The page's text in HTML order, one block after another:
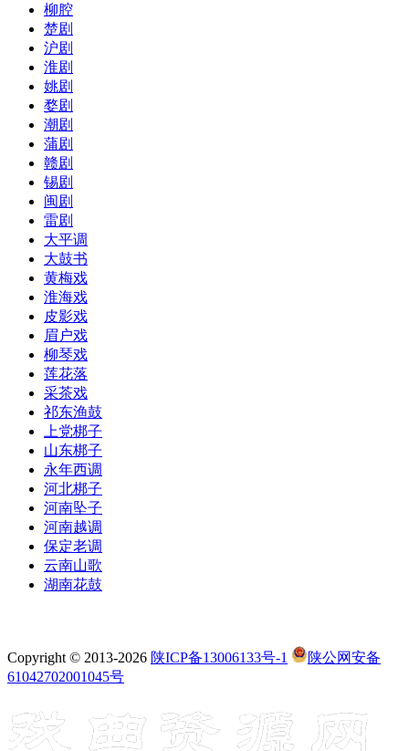
柳腔
楚剧
沪剧
淮剧
姚剧
婺剧
潮剧
蒲剧
赣剧
锡剧
闽剧
雷剧
大平调
大鼓书
黄梅戏
淮海戏
皮影戏
眉户戏
柳琴戏
莲花落
采茶戏
祁东渔鼓
上党梆子
山东梆子
永年西调
河北梆子
河南坠子
河南越调
保定老调
云南山歌
湖南花鼓
Copyright © 2013-2026 陕ICP备13006133号-1
陕公网安备
61042702001045号